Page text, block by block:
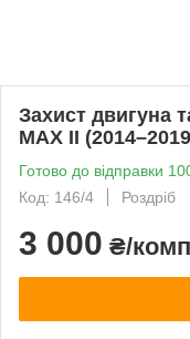
Захист двигуна
MAX II
Готово до відправки
Код: 146/4
Роздріб
3 000 ₴/